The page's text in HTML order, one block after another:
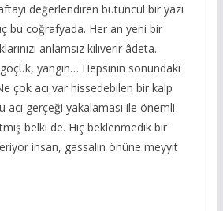
değerlendiren bütüncül bir yazı
bu coğrafyada. Her an yeni bir
anlamsız kılıverir âdeta.
yangın… Hepsinin sonundaki
çok acı var hissedebilen bir kalp
acı gerçeği yakalaması ile önemli
belki de. Hiç beklenmedik bir
insan, gassalın önüne meyyit